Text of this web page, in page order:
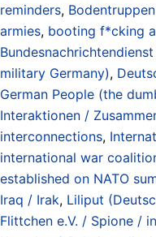
reminders,
armies, booting f*cking
Bundesnachrichtendienst
military Germany),
German People (the
Interaktionen /
interconnections,
international war
established on NATO
Iraq / Irak, Liliput
Flittchen e.V. / Spione /